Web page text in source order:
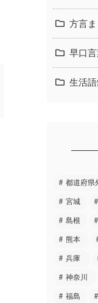
方言
早口
生活語
都道府県
宮城
島根
熊本
兵庫
神奈川
福島